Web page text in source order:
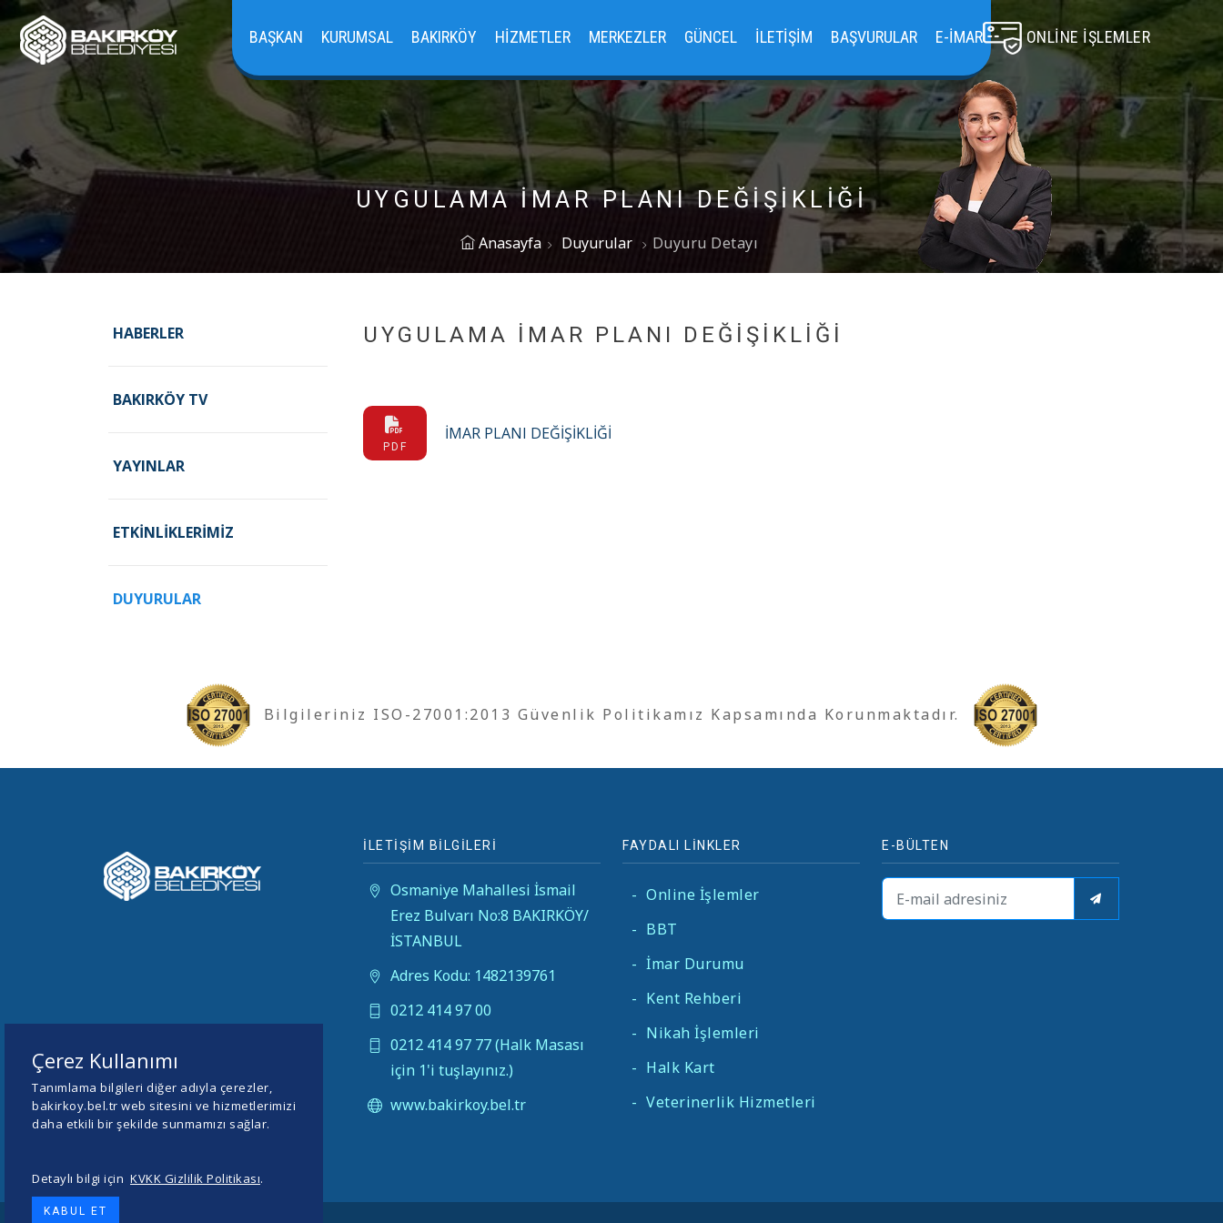
BAŞKAN KURUMSAL BAKIRKÖY HIZMETLER MERKEZLER GÜNCEL İLETIŞIM BAŞVURULAR E-İMAR ONLINE İŞLEMLER
UYGULAMA İMAR PLANI DEĞİŞİKLİĞİ
Anasayfa Duyurular Duyuru Detayı
HABERLER
BAKIRKÖY TV
YAYINLAR
ETKINLIKLERIMIZ
DUYURULAR
UYGULAMA İMAR PLANI DEĞİŞİKLİĞİ
PDF
İMAR PLANI DEĞİŞİKLİĞİ
Bilgileriniz ISO-27001:2013 Güvenlik Politikamız Kapsamında Korunmaktadır.
İLETİŞİM BİLGİLERİ
Osmaniye Mahallesi İsmail
Erez Bulvarı No:8 BAKIRKÖY/
İSTANBUL
Adres Kodu: 1482139761
0212 414 97 00
0212 414 97 77 (Halk Masası
için 1'i tuşlayınız.)
www.bakirkoy.bel.tr
FAYDALI LİNKLER
- Online İşlemler
- BBT
- İmar Durumu
- Kent Rehberi
- Nikah İşlemleri
- Halk Kart
- Veterinerlik Hizmetleri
E-BÜLTEN
Çerez Kullanımı
Tanımlama bilgileri diğer adıyla çerezler,
bakirkoy.bel.tr web sitesini ve hizmetlerimizi
daha etkili bir şekilde sunmamızı sağlar.
Detaylı bilgi için KVKK Gizlilik Politikası.
KABUL ET